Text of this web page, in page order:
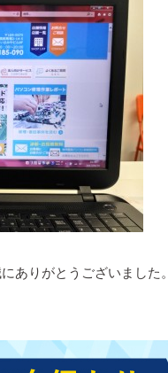
ありがとうございました。